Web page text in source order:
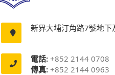
新界大埔汀角路7號地下
電話: +852 2144 0708
傳真: +852 2144 0963